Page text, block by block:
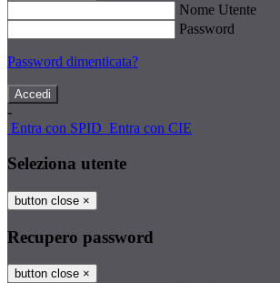
Nome Utente
Password
Password dimenticata?
-
Entra con SPID Entra con CIE
Seleziona utente
button close ×
Recupero password
button close ×